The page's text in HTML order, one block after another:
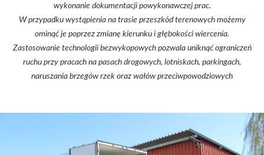
wykonanie dokumentacji powykonawczej prac.
W przypadku wystąpienia na trasie przeszkód terenowych możemy
ominąć je poprzez zmianę kierunku i głębokości wiercenia.
Zastosowanie technologii bezwykopowych pozwala uniknąć ograniczeń
ruchu przy pracach na pasach drogowych, lotniskach, parkingach,
naruszania brzegów rzek oraz wałów przeciwpowodziowych